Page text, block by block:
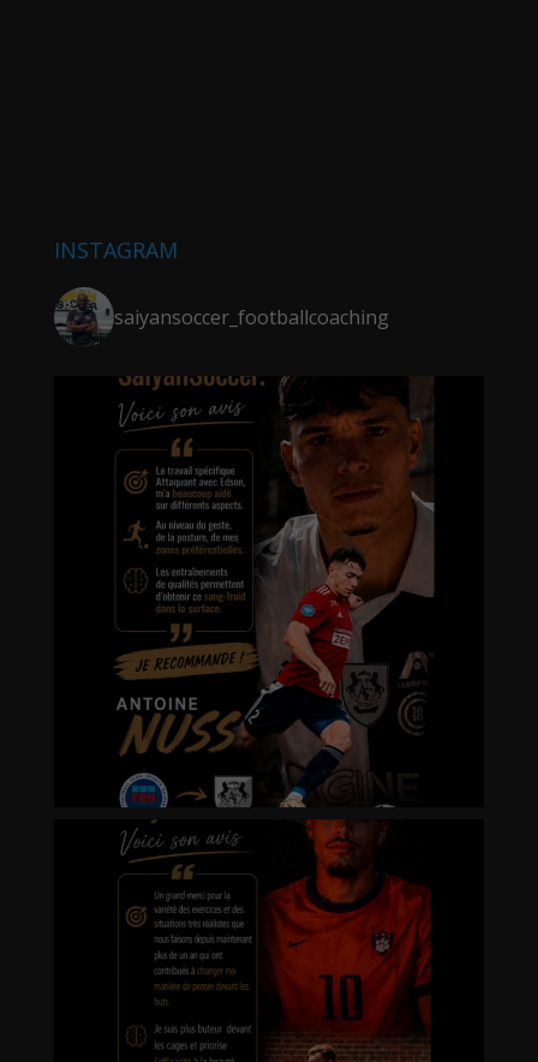
INSTAGRAM
saiyansoccer_footballcoaching